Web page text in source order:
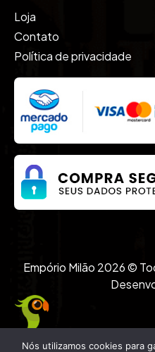
Vodkas
Whisky
Loja
Contato
Política de privacidade
Empório Milão 2026 ©
Nós utilizamos cookies para